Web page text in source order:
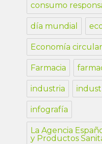
consumo
día mundial
Economía circular
Farmacia
industria
infografía
La Agencia
y Productos